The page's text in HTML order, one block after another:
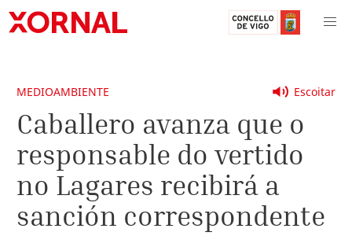
Escoitar
MEDIOAMBIENTE
Caballero avanza que o
responsable do vertido
no Lagares recibirá a
sanción correspondente